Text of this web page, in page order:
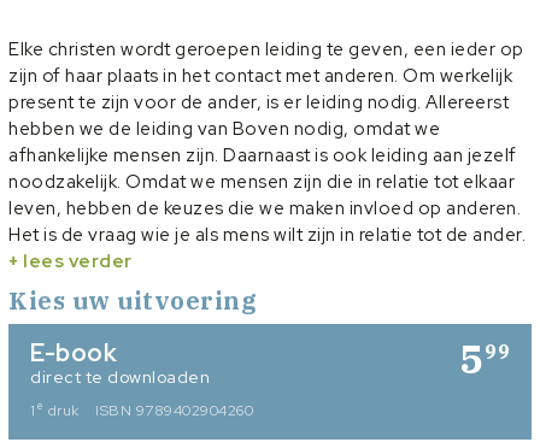
Elke christen wordt geroepen leiding te geven, een ieder op
zijn of haar plaats in het contact met anderen. Om werkelijk
present te zijn voor de ander, is er leiding nodig. Allereerst
hebben we de leiding van Boven nodig, omdat we
afhankelijke mensen zijn. Daarnaast is ook leiding aan jezelf
noodzakelijk. Omdat we mensen zijn die in relatie tot elkaar
leven, hebben de keuzes die we maken invloed op anderen.
Het is de vraag wie je als mens wilt zijn in relatie tot de ander.
Daarbij gaat het om het horen, zien en verstaan van de
ander. Dat bepaalt hoe present je kunt zijn in het liefdevol
dienen van je medemens.
Kijk voor interviews met de auteur op:
CIP
+ lees verder
Kies uw uitvoering
599
E-book
direct te downloaden
1 e druk ISBN 9789402904260